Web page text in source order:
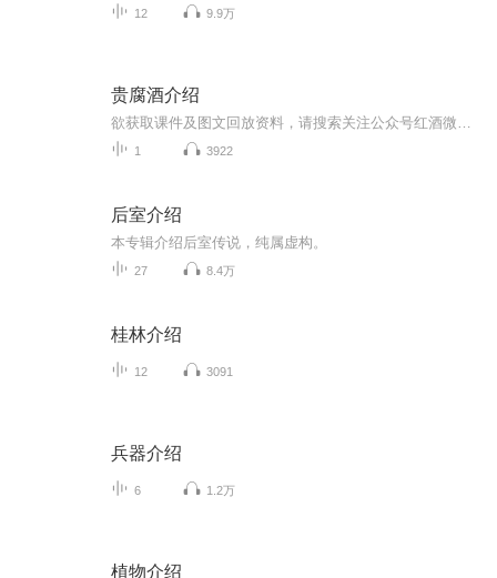
12 9.9万
贵腐酒介绍
1 3922
后室介绍
本专辑介绍后室传说，纯属虚构。
27 8.4万
桂林介绍
12 3091
兵器介绍
6 1.2万
植物介绍